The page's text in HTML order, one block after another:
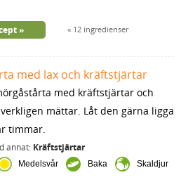
12 ingredienser
med lax och kräftstjärtar
med kräftstjärtar och
mättar. Låt den gärna ligga
timmar.
annat: Kräftstjärtar
Medelsvår Baka
Skaldjur